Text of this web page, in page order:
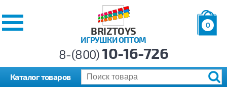
BRIZTOYS
ИГРУШКИ ОПТОМ
0
р.
8-(800)10-16-726
Каталог товаров